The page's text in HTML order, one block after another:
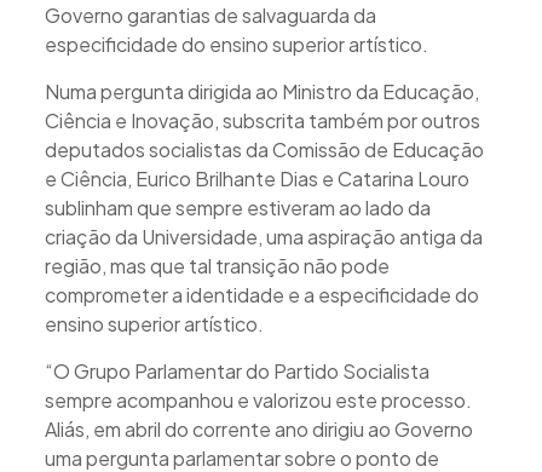
Governo garantias de salvaguarda da
especificidade do ensino superior artístico.
Numa pergunta dirigida ao Ministro da Educação,
Ciência e Inovação, subscrita também por outros
deputados socialistas da Comissão de Educação
e Ciência, Eurico Brilhante Dias e Catarina Louro
sublinham que sempre estiveram ao lado da
criação da Universidade, uma aspiração antiga da
região, mas que tal transição não pode
comprometer a identidade e a especificidade do
ensino superior artístico.
“O Grupo Parlamentar do Partido Socialista
sempre acompanhou e valorizou este processo.
Aliás, em abril do corrente ano dirigiu ao Governo
uma pergunta parlamentar sobre o ponto de